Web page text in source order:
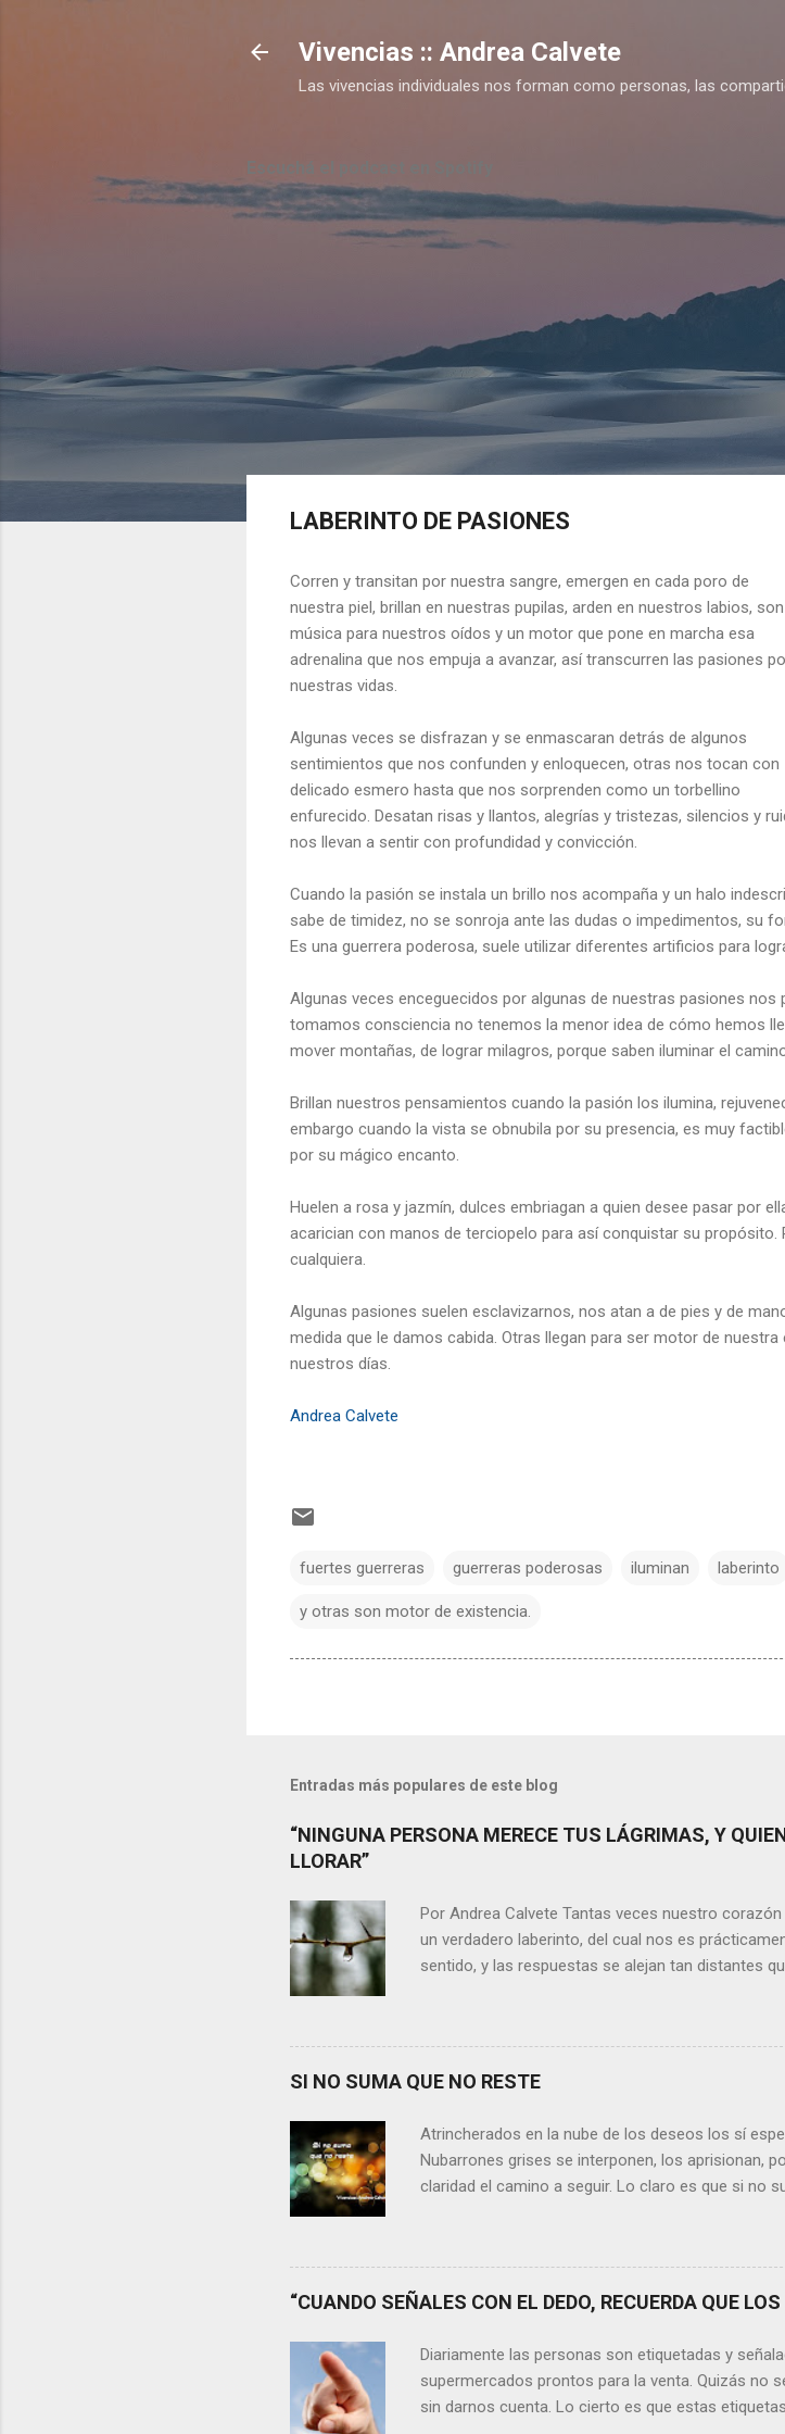
Vivencias :: Andrea Calvete
Las vivencias individuales nos forman como personas, las
LABERINTO DE PASIONES
Corren y transitan por nuestra sangre, emergen en cada poro de
nuestra piel, brillan en nuestras pupilas, arden en nuestros labios, son
música para nuestros oídos y un motor que pone en marcha esa
adrenalina que nos empuja a avanzar, así transcurren las pasiones
nuestras vidas.
Algunas veces se disfrazan y se enmascaran detrás de algunos
sentimientos que nos confunden y enloquecen, otras nos tocan con
delicado esmero hasta que nos sorprenden como un torbellino
enfurecido. Desatan risas y llantos, alegrías y tristezas, silencios y
nos llevan a sentir con profundidad y convicción.
Cuando la pasión se instala un brillo nos acompaña y un halo
sabe de timidez, no se sonroja ante las dudas o impedimentos, su
Es una guerrera poderosa, suele utilizar diferentes artificios para
Algunas veces enceguecidos por algunas de nuestras pasiones
tomamos consciencia no tenemos la menor idea de cómo hemos
mover montañas, de lograr milagros, porque saben iluminar el
Brillan nuestros pensamientos cuando la pasión los ilumina,
embargo cuando la vista se obnubila por su presencia, es muy
por su mágico encanto.
Huelen a rosa y jazmín, dulces embriagan a quien desee pasar por
acarician con manos de terciopelo para así conquistar su
cualquiera.
Algunas pasiones suelen esclavizarnos, nos atan a de pies y de
medida que le damos cabida. Otras llegan para ser motor de
nuestros días.
Andrea Calvete
fuertes guerreras guerreras poderosas iluminan laberinto
y otras son motor de existencia.
Entradas más populares de este blog
“NINGUNA PERSONA MERECE TUS LÁGRIMAS, Y
LLORAR”
Por Andrea Calvete Tantas veces nuestro
un verdadero laberinto, del cual nos es
sentido, y las respuestas se alejan tan distantes
conteste rápidamente que sí a esta pregunta.
momento de la vida todos hemos sufrido por
Si reflexionamos sobre la frase de Gabriel García
somos, y es posible que su mirada nos realce,
SI NO SUMA QUE NO RESTE
Atrincherados en la nube de los deseos los sí
Nubarrones grises se interponen, los aprisionan,
claridad el camino a seguir. Lo claro es que si no
preguntarnos si agregan algo , si aportan de
que no nos quinten tiempo o energía, elementos
escasos y necesarios. Evidentemente, de lo
las cicatrices nos fortalecemos, y resurgimos
elegir y hacer que cada momento sea irrepetible y
“CUANDO SEÑALES CON EL DEDO, RECUERDA QUE
Diariamente las personas son etiquetadas y
supermercados prontos para la venta. Quizás no
sin darnos cuenta. Lo cierto es que estas